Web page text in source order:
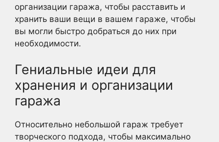
организации гаража, чтобы расставить и
хранить ваши вещи в вашем гараже, чтобы
вы могли быстро добраться до них при
необходимости.
Гениальные идеи для
хранения и организации
гаража
Относительно небольшой гараж требует
творческого подхода, чтобы максимально